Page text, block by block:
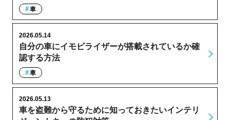
車
自分の車にイモビライザーが搭載されているか確
認する方法
2026.05.14
車
車を盗難から守るために知っておきたいインテリ
2026.05.13